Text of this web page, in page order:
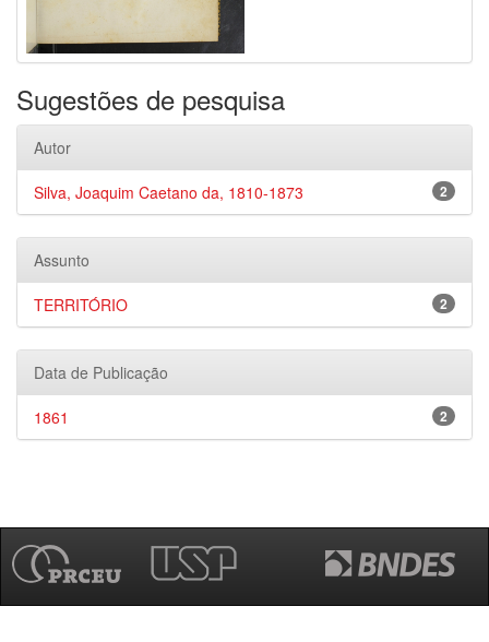
Sugestões de pesquisa
Autor
2
Silva, Joaquim Caetano da, 1810-1873
Assunto
2
TERRITÓRIO
Data de Publicação
2
1861